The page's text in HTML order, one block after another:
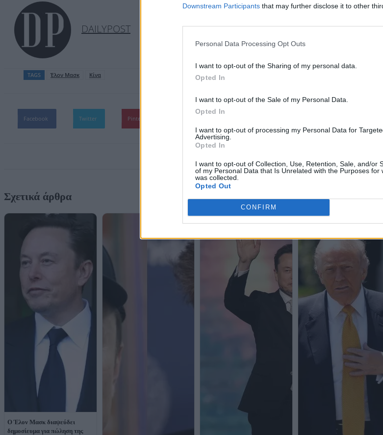
Downstream Participants that may further disclose it to other
Personal Data Processing Opt Outs
I want to opt-out of the Sharing of my personal data.
Opted In
I want to opt-out of the Sale of my Personal Data.
Opted In
I want to opt-out of processing my Personal Data for
Advertising.
Opted In
I want to opt-out of Collection, Use, Retention, Sale, and/or
of my Personal Data that Is Unrelated with the Purposes for
was collected.
Opted Out
CONFIRM
DAILYPOST
TAGS Έλον Μασκ Κίνα
Facebook Twitter Pinterest
Σχετικά άρθρα
Ο Έλον Μασκ διαψεύδει
δημοσίευμα για πώληση της